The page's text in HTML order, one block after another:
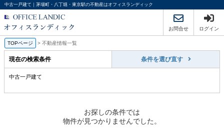
中古一戸建て｜茅場町・八丁堀・東京駅の不動産はオフィスランディック
お問合せ ログイン
TOPページ > 不動産情報一覧
現在の検索条件 条件を選び直す
中古一戸建て
お探しの条件では
物件が見つかりませんでした。